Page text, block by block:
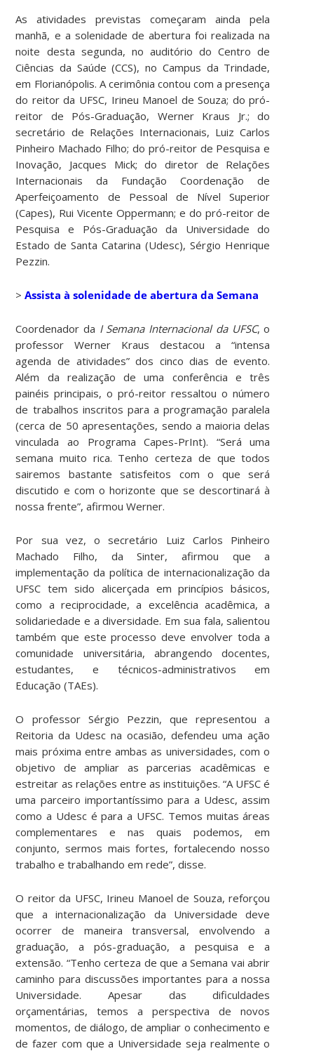
As atividades previstas começaram ainda pela
manhã, e a solenidade de abertura foi realizada na
noite desta segunda, no auditório do Centro de
Ciências da Saúde (CCS), no Campus da Trindade,
em Florianópolis. A cerimônia contou com a presença
do reitor da UFSC, Irineu Manoel de Souza; do pró-
reitor de Pós-Graduação, Werner Kraus Jr.; do
secretário de Relações Internacionais, Luiz Carlos
Pinheiro Machado Filho; do pró-reitor de Pesquisa e
Inovação, Jacques Mick; do diretor de Relações
Internacionais da Fundação Coordenação de
Aperfeiçoamento de Pessoal de Nível Superior
(Capes), Rui Vicente Oppermann; e do pró-reitor de
Pesquisa e Pós-Graduação da Universidade do
Estado de Santa Catarina (Udesc), Sérgio Henrique
Pezzin.
>Assista à solenidade de abertura da Semana
Coordenador da I Semana Internacional da UFSC, o
professor Werner Kraus destacou a “intensa
agenda de atividades” dos cinco dias de evento.
Além da realização de uma conferência e três
painéis principais, o pró-reitor ressaltou o número
de trabalhos inscritos para a programação paralela
(cerca de 50 apresentações, sendo a maioria delas
vinculada ao Programa Capes-PrInt). “Será uma
semana muito rica. Tenho certeza de que todos
sairemos bastante satisfeitos com o que será
discutido e com o horizonte que se descortinará à
nossa frente”, afirmou Werner.
Por sua vez, o secretário Luiz Carlos Pinheiro
Machado Filho, da Sinter, afirmou que a
implementação da política de internacionalização da
UFSC tem sido alicerçada em princípios básicos,
como a reciprocidade, a excelência acadêmica, a
solidariedade e a diversidade. Em sua fala, salientou
também que este processo deve envolver toda a
comunidade universitária, abrangendo docentes,
estudantes, e técnicos-administrativos em
Educação (TAEs).
O professor Sérgio Pezzin, que representou a
Reitoria da Udesc na ocasião, defendeu uma ação
mais próxima entre ambas as universidades, com o
objetivo de ampliar as parcerias acadêmicas e
estreitar as relações entre as instituições. “A UFSC é
uma parceiro importantíssimo para a Udesc, assim
como a Udesc é para a UFSC. Temos muitas áreas
complementares e nas quais podemos, em
conjunto, sermos mais fortes, fortalecendo nosso
trabalho e trabalhando em rede”, disse.
O reitor da UFSC, Irineu Manoel de Souza, reforçou
que a internacionalização da Universidade deve
ocorrer de maneira transversal, envolvendo a
graduação, a pós-graduação, a pesquisa e a
extensão. “Tenho certeza de que a Semana vai abrir
caminho para discussões importantes para a nossa
Universidade. Apesar das dificuldades
orçamentárias, temos a perspectiva de novos
momentos, de diálogo, de ampliar o conhecimento e
de fazer com que a Universidade seja realmente o